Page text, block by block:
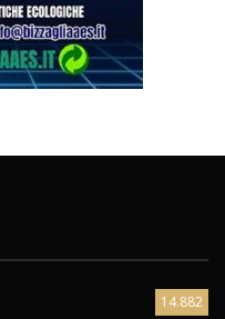
14.882